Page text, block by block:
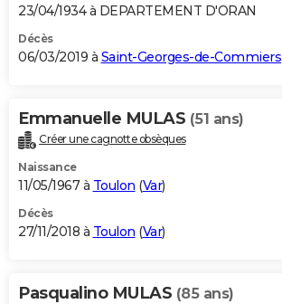
23/04/1934 à DEPARTEMENT D'ORAN
Décès
06/03/2019 à Saint-Georges-de-Commiers
Emmanuelle MULAS (51 ans)
Créer une cagnotte obsèques
Naissance
11/05/1967 à Toulon (Var)
Décès
27/11/2018 à Toulon (Var)
Pasqualino MULAS (85 ans)